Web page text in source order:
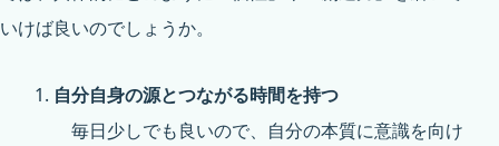
いけば良いのでしょうか。
自分自身の源とつながる時間を持つ
毎日少しでも良いので、自分の本質に意識を向け